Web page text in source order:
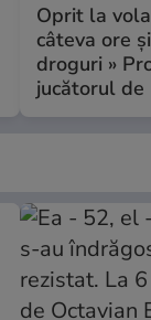
Oprit la
câteva ore
droguri »
jucătorul